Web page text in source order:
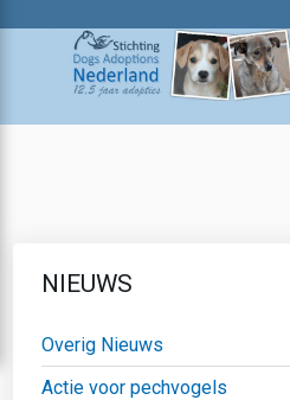
NIEUWS
Overig Nieuws
Actie voor pechvogels